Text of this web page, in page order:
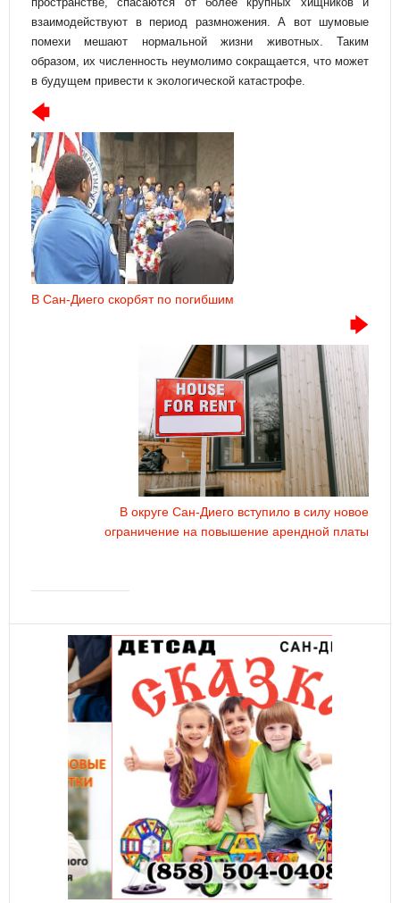
взаимодействуют в период размножения. А вот шумовые
помехи мешают нормальной жизни животных. Таким
образом, их численность неумолимо сокращается, что может
в будущем привести к экологической катастрофе.
В Сан-Диего скорбят по погибшим
В округе Сан-Диего вступило в силу новое
ограничение на повышение арендной платы